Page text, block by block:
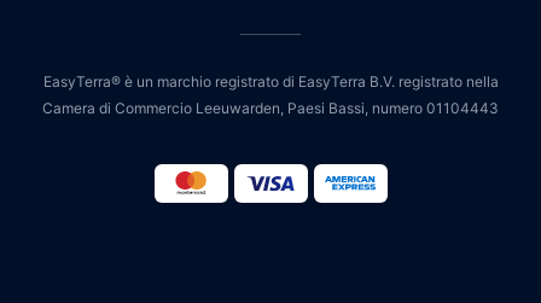
EasyTerra® è un marchio registrato di EasyTerra B.V. registrato nella
Camera di Commercio Leeuwarden, Paesi Bassi, numero 01104443